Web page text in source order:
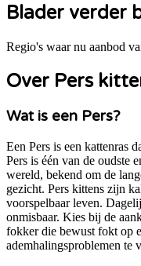
Blader verder
Regio's waar nu aanbod
Over Pers
Wat is een Pers?
Een Pers is een kattenras
Pers is één van de oudste
wereld, bekend om de
gezicht. Pers kittens zijn
voorspelbaar leven.
onmisbaar. Kies bij de
fokker die bewust fokt op
ademhalingsproblemen te